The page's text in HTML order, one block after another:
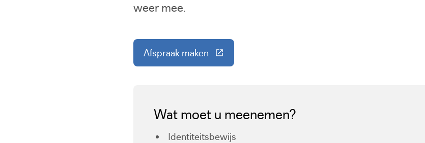
weer mee.
Afspraak maken(Deze link gaat naar een externe website)
Wat moet u meenemen?
Identiteitsbewijs